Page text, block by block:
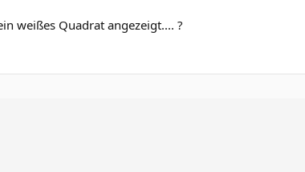
weißes Quadrat angezeigt.... ?